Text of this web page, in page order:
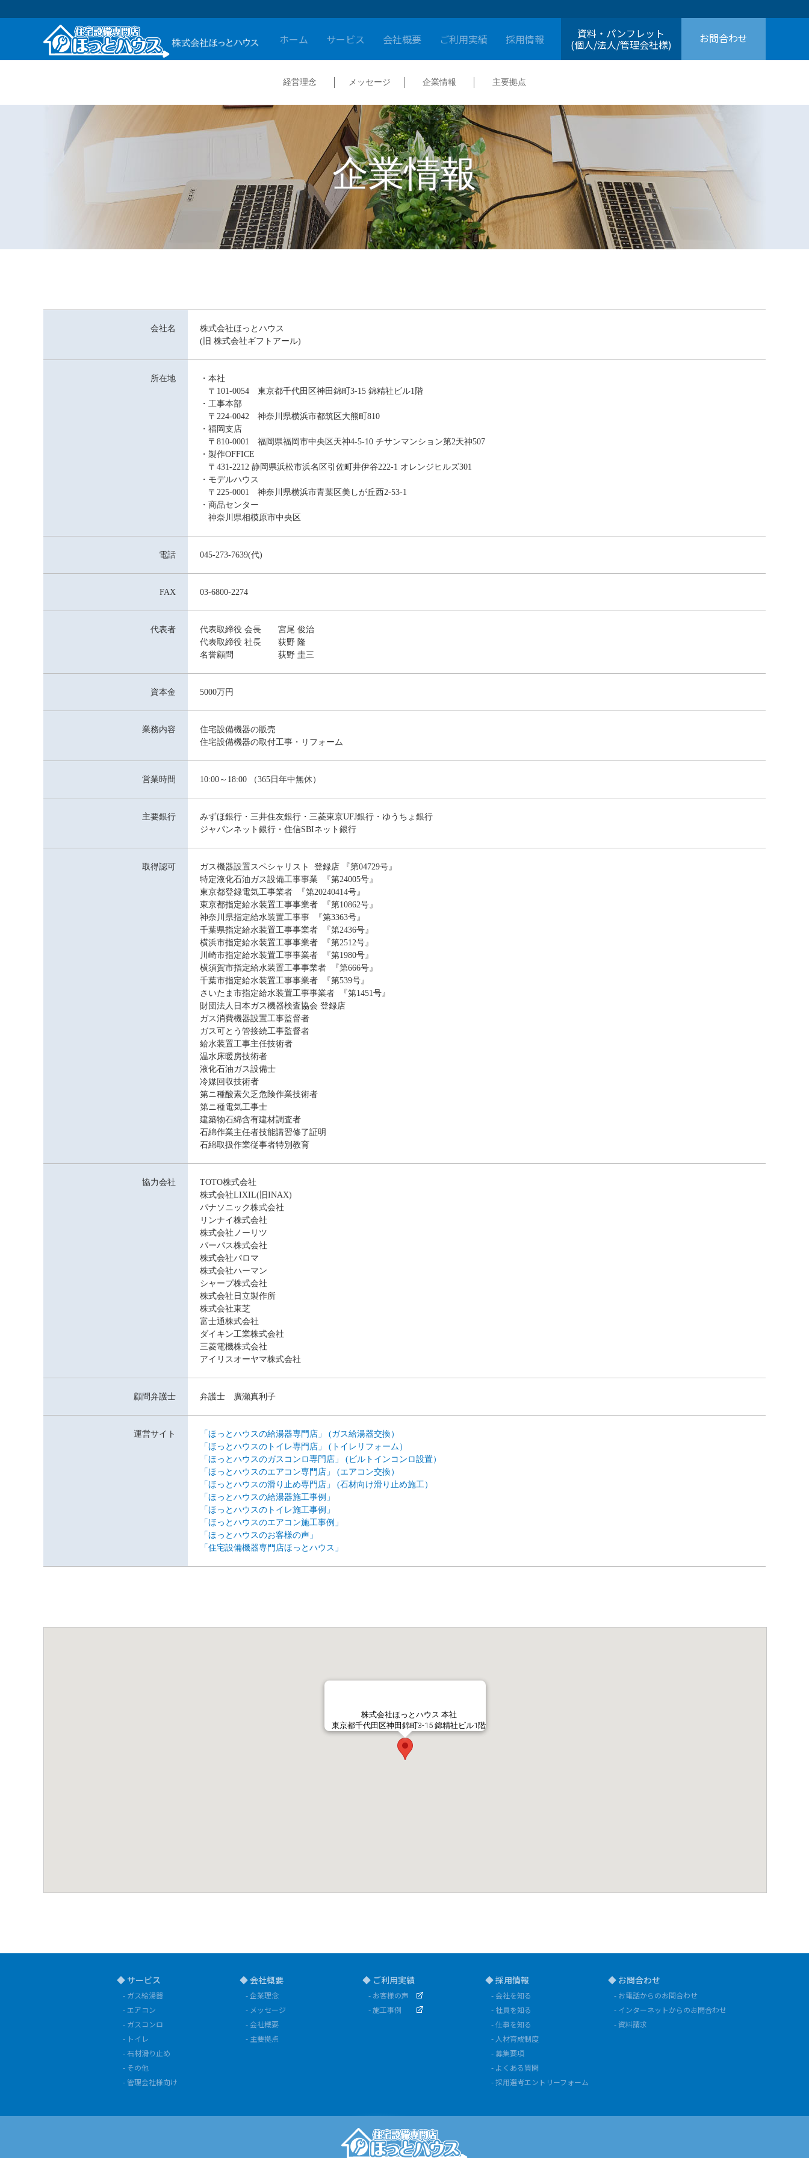
ホーム サービス 会社概要 ご利用実績 採用情報 資料・パンフレット
(個人/法人/管理会社様) お問合わせ
経営理念 メッセージ 企業情報 主要拠点
企業情報
会社名
株式会社ほっとハウス
(旧 株式会社ギフトアール)
所在地
・本社
〒101-0054 東京都千代田区神田錦町3-15 錦精社ビル1階
・工事本部
〒224-0042 神奈川県横浜市都筑区大熊町810
・福岡支店
〒810-0001 福岡県福岡市中央区天神4-5-10 チサンマンション第2天神507
・製作OFFICE
〒431-2212 静岡県浜松市浜名区引佐町井伊谷222-1 オレンジヒルズ301
・モデルハウス
〒225-0001 神奈川県横浜市青葉区美しが丘西2-53-1
・商品センター
神奈川県相模原市中央区
電話 045-273-7639(代)
FAX 03-6800-2274
代表者
代表取締役 会長 宮尾 俊治
代表取締役 社長 荻野 隆
名誉顧問 荻野 圭三
資本金 5000万円
業務内容
住宅設備機器の販売
住宅設備機器の取付工事・リフォーム
営業時間 10:00～18:00 （365日年中無休）
主要銀行
みずほ銀行・三井住友銀行・三菱東京UFJ銀行・ゆうちょ銀行
ジャパンネット銀行・住信SBIネット銀行
取得認可
ガス機器設置スペシャリスト 登録店 『第04729号』
特定液化石油ガス設備工事事業 『第24005号』
東京都登録電気工事業者 『第20240414号』
東京都指定給水装置工事事業者 『第10862号』
神奈川県指定給水装置工事事 『第3363号』
千葉県指定給水装置工事事業者 『第2436号』
横浜市指定給水装置工事事業者 『第2512号』
川崎市指定給水装置工事事業者 『第1980号』
横須賀市指定給水装置工事事業者 『第666号』
千葉市指定給水装置工事事業者 『第539号』
さいたま市指定給水装置工事事業者 『第1451号』
財団法人日本ガス機器検査協会 登録店
ガス消費機器設置工事監督者
ガス可とう管接続工事監督者
給水装置工事主任技術者
温水床暖房技術者
液化石油ガス設備士
冷媒回収技術者
第ニ種酸素欠乏危険作業技術者
第ニ種電気工事士
建築物石綿含有建材調査者
石綿作業主任者技能講習修了証明
石綿取扱作業従事者特別教育
協力会社
TOTO株式会社
株式会社LIXIL(旧INAX)
パナソニック株式会社
リンナイ株式会社
株式会社ノーリツ
パーパス株式会社
株式会社パロマ
株式会社ハーマン
シャープ株式会社
株式会社日立製作所
株式会社東芝
富士通株式会社
ダイキン工業株式会社
三菱電機株式会社
アイリスオーヤマ株式会社
顧問弁護士 弁護士 廣瀬真利子
運営サイト
「ほっとハウスの給湯器専門店」 (ガス給湯器交換）
「ほっとハウスのトイレ専門店」 (トイレリフォーム）
「ほっとハウスのガスコンロ専門店」 (ビルトインコンロ設置）
「ほっとハウスのエアコン専門店」 (エアコン交換）
「ほっとハウスの滑り止め専門店」 (石材向け滑り止め施工）
「ほっとハウスの給湯器施工事例」
「ほっとハウスのトイレ施工事例」
「ほっとハウスのエアコン施工事例」
「ほっとハウスのお客様の声」
「住宅設備機器専門店ほっとハウス」
株式会社ほっとハウス 本社
東京都千代田区神田錦町3-15 錦精社ビル1階
◆ サービス
- ガス給湯器
- エアコン
- ガスコンロ
- トイレ
- 石材滑り止め
- その他
- 管理会社様向け
◆ 会社概要
- 企業理念
- メッセージ
- 会社概要
- 主要拠点
◆ ご利用実績
- お客様の声
- 施工事例
◆ 採用情報
- 会社を知る
- 社員を知る
- 仕事を知る
- 人材育成制度
- 募集要項
- よくある質問
- 採用選考エントリーフォーム
◆ お問合わせ
- お電話からのお問合わせ
- インターネットからのお問合わせ
- 資料請求